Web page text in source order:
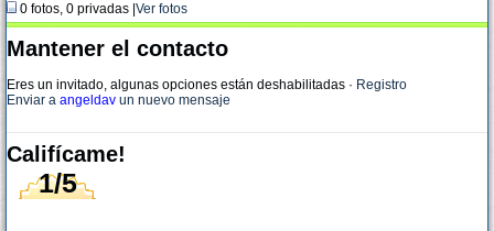
0 fotos, 0 privadas | Ver fotos
Mantener el contacto
Eres un invitado, algunas opciones están deshabilitadas · Registro
Enviar a angeldav un nuevo mensaje
Califícame!
1/5